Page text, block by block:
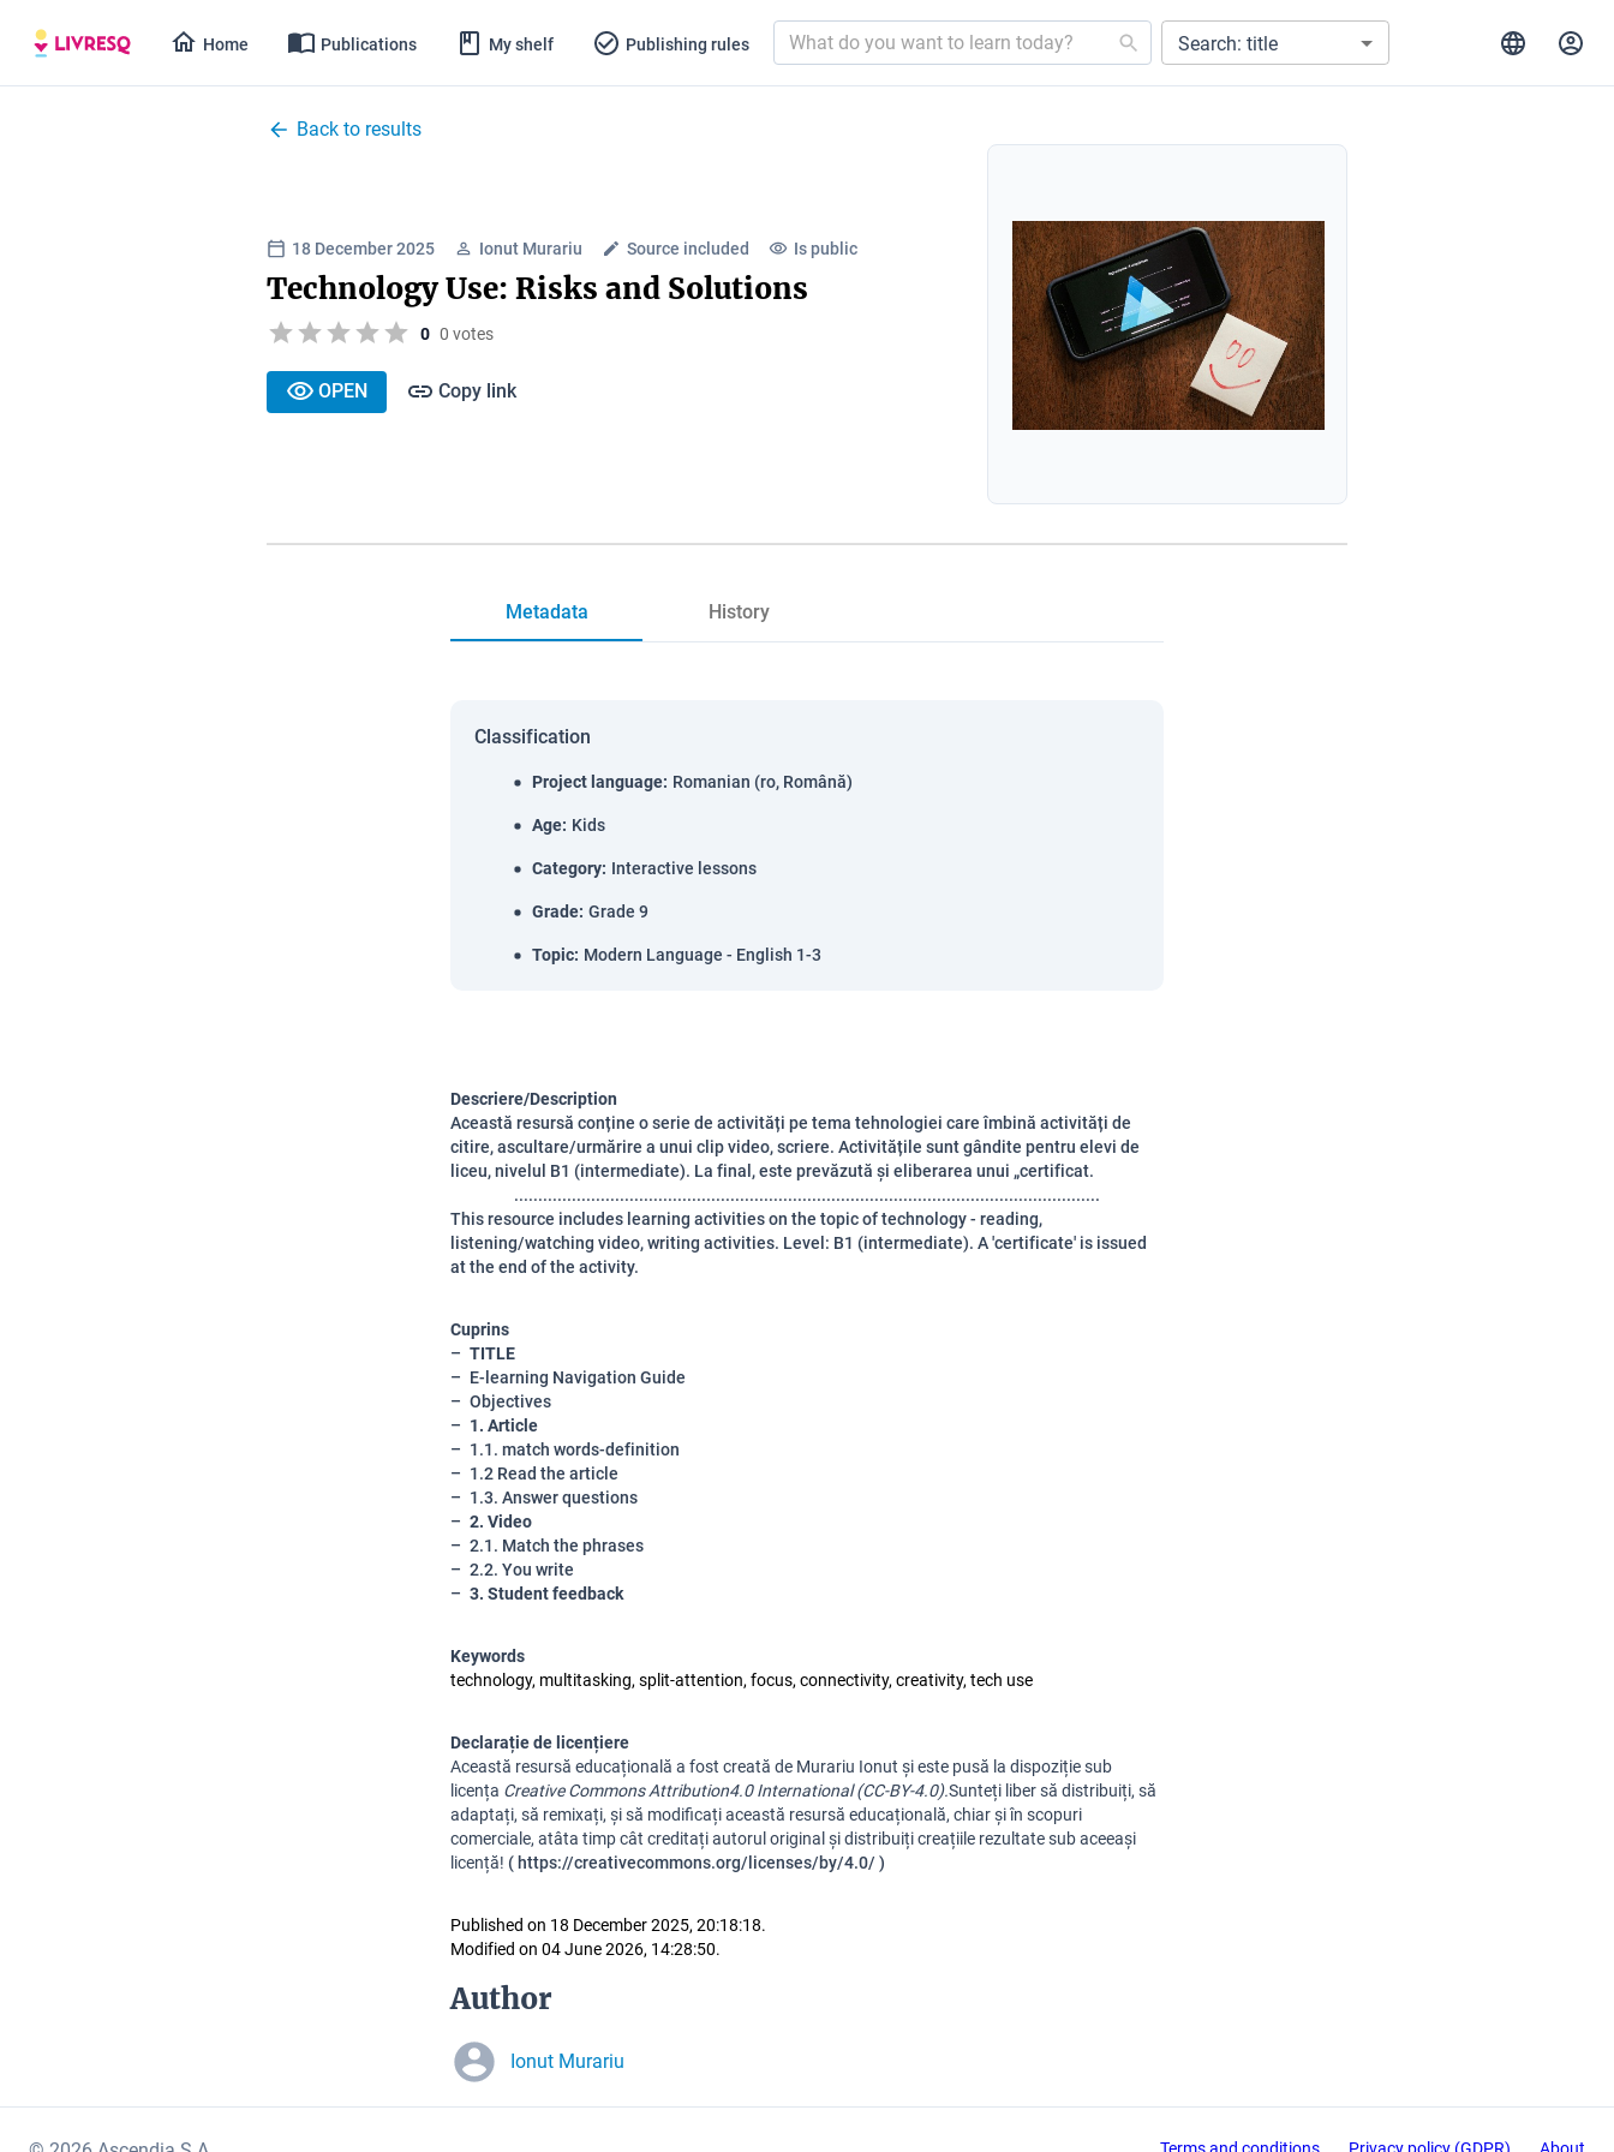
Home Publications My shelf Publishing rules Search: title
Back to results
18 December 2025 Ionut Murariu Source included Is public
Technology Use: Risks and Solutions
0 0 votes
OPEN Copy link
Metadata History
Classification
Project language: Romanian (ro, Română)
Age: Kids
Category: Interactive lessons
Grade: Grade 9
Topic: Modern Language - English 1-3
Descriere/Description
Această resursă conține o serie de activități pe tema tehnologiei care îmbină activități de
citire, ascultare/urmărire a unui clip video, scriere. Activitățile sunt gândite pentru elevi de
liceu, nivelul B1 (intermediate). La final, este prevăzută și eliberarea unui „certificat.
..........................................................................................................................
This resource includes learning activities on the topic of technology - reading,
listening/watching video, writing activities. Level: B1 (intermediate). A 'certificate' is issued
at the end of the activity.
Cuprins
TITLE
E-learning Navigation Guide
Objectives
1. Article
1.1. match words-definition
1.2 Read the article
1.3. Answer questions
2. Video
2.1. Match the phrases
2.2. You write
3. Student feedback
Keywords
technology, multitasking, split-attention, focus, connectivity, creativity, tech use
Declarație de licențiere
Această resursă educațională a fost creată de Murariu Ionut și este pusă la dispoziție sub
licența Creative Commons Attribution4.0 International (CC-BY-4.0).Sunteți liber să distribuiți, să
adaptați, să remixați, și să modificați această resursă educațională, chiar și în scopuri
comerciale, atâta timp cât creditați autorul original și distribuiți creațiile rezultate sub aceeași
licență! ( https://creativecommons.org/licenses/by/4.0/ )
Published on 18 December 2025, 20:18:18.
Modified on 04 June 2026, 14:28:50.
Author
Ionut Murariu